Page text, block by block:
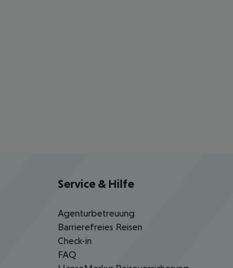
Service & Hilfe
Agenturbetreuung
Barrierefreies Reisen
Check-in
FAQ